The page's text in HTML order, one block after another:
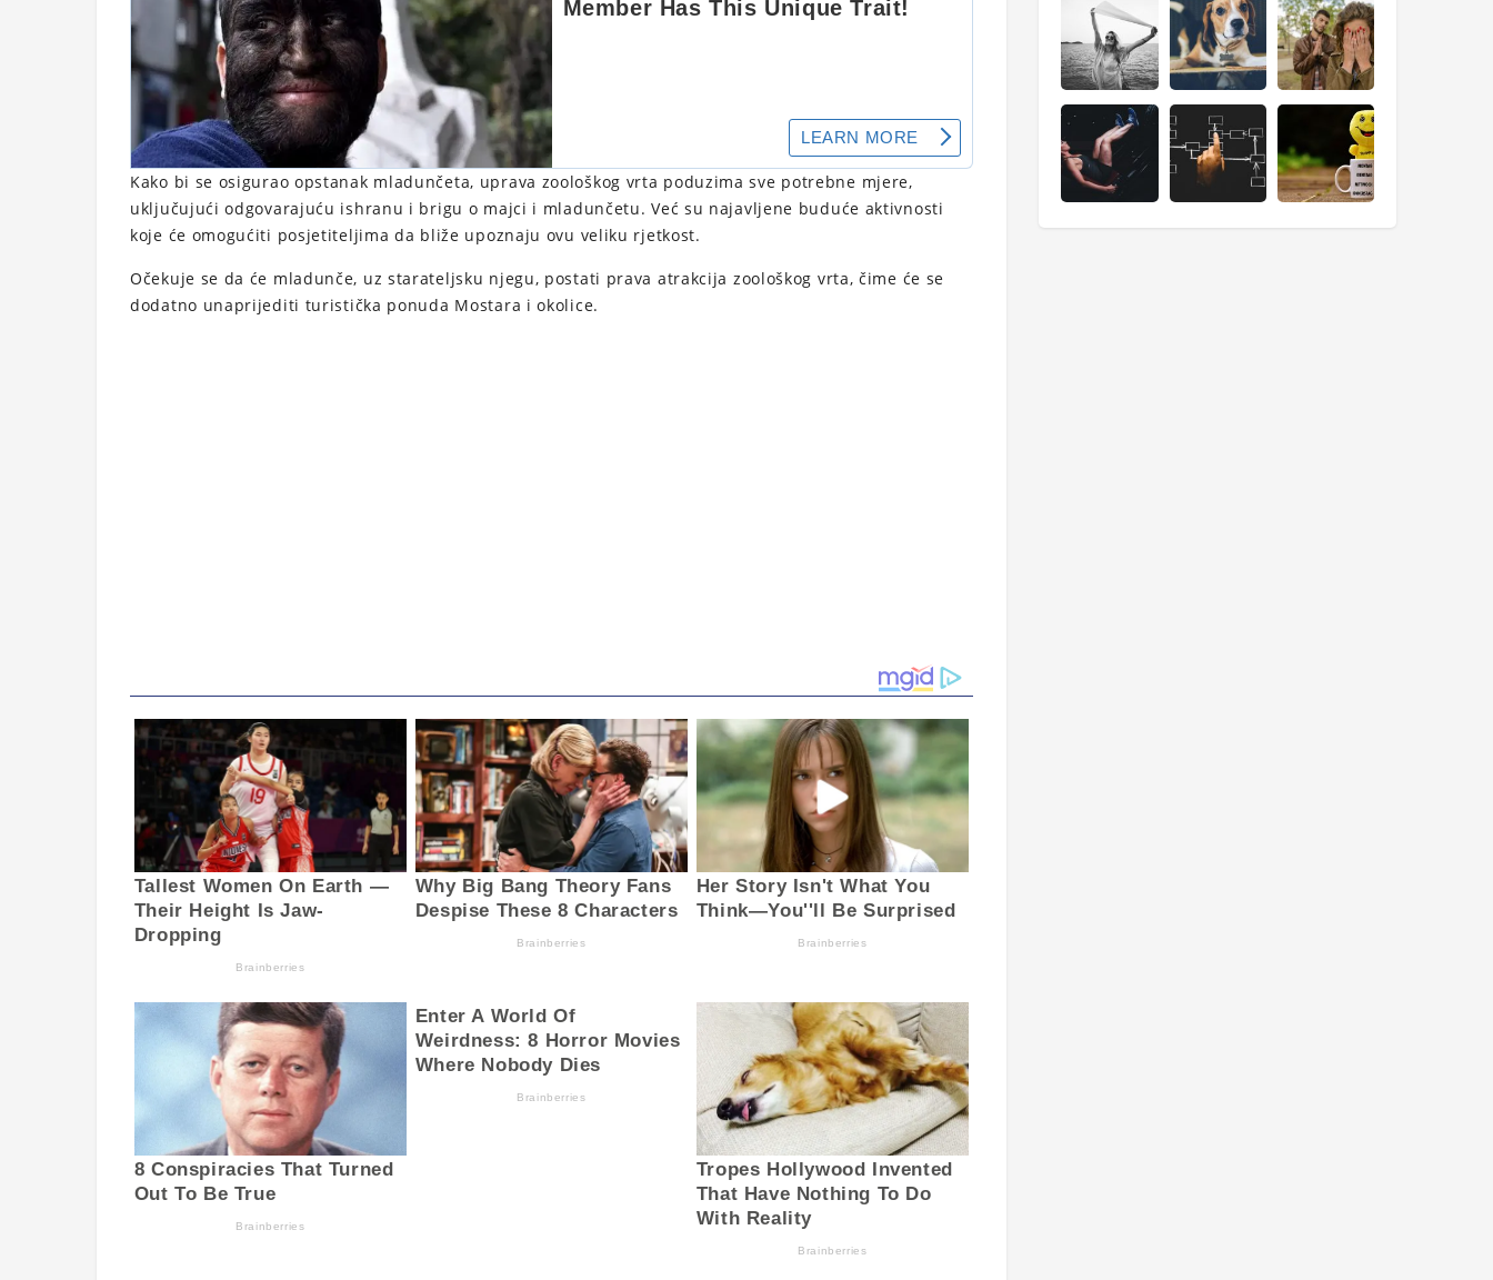
Kako bi se osigurao opstanak mladunčeta, uprava zoološkog vrta poduzima sve potrebne mjere,
uključujući odgovarajuću ishranu i brigu o majci i mladunčetu. Već su najavljene buduće aktivnosti
koje će omogućiti posjetiteljima da bliže upoznaju ovu veliku rjetkost.
Očekuje se da će mladunče, uz starateljsku njegu, postati prava atrakcija zoološkog vrta, čime će se
dodatno unaprijediti turistička ponuda Mostara i okolice.